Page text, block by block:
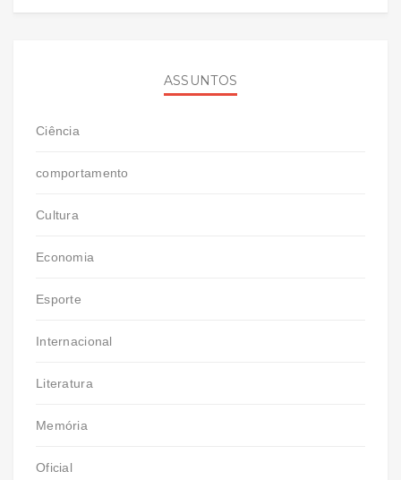
ASSUNTOS
Ciência
comportamento
Cultura
Economia
Esporte
Internacional
Literatura
Memória
Oficial